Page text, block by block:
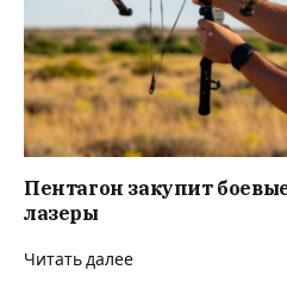
Пентагон закупит
лазеры
Читать далее